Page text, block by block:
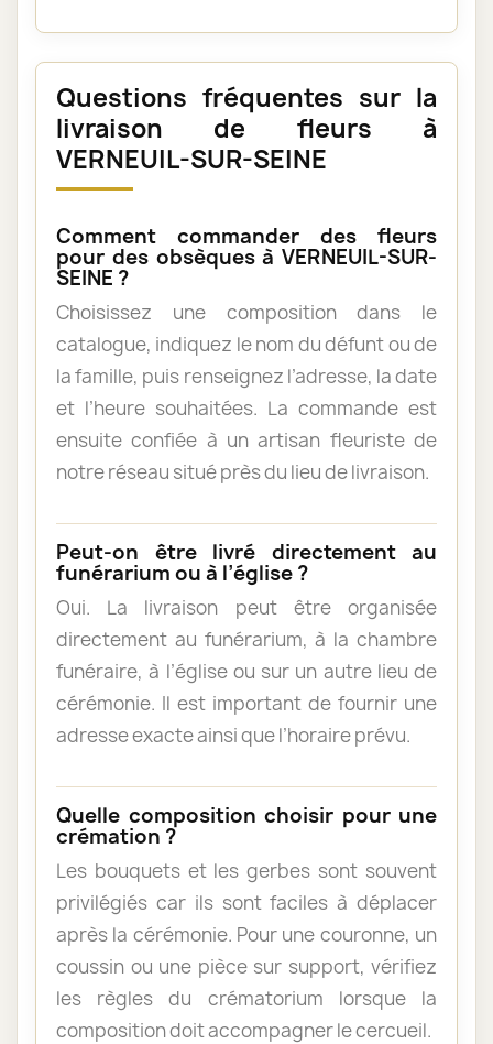
Questions fréquentes sur la
livraison de fleurs à
VERNEUIL-SUR-SEINE
Comment commander des fleurs
pour des obsèques à VERNEUIL-SUR-
SEINE ?
Choisissez une composition dans le
catalogue, indiquez le nom du défunt ou de
la famille, puis renseignez l’adresse, la date
et l’heure souhaitées. La commande est
ensuite confiée à un artisan fleuriste de
notre réseau situé près du lieu de livraison.
Peut-on être livré directement au
funérarium ou à l’église ?
Oui. La livraison peut être organisée
directement au funérarium, à la chambre
funéraire, à l’église ou sur un autre lieu de
cérémonie. Il est important de fournir une
adresse exacte ainsi que l’horaire prévu.
Quelle composition choisir pour une
crémation ?
Les bouquets et les gerbes sont souvent
privilégiés car ils sont faciles à déplacer
après la cérémonie. Pour une couronne, un
coussin ou une pièce sur support, vérifiez
les règles du crématorium lorsque la
composition doit accompagner le cercueil.